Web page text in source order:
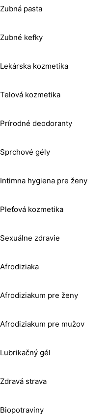
Zubná pasta
Zubné kefky
Lekárska kozmetika
Telová kozmetika
Prírodné deodoranty
Sprchové gély
Intimna hygiena pre ženy
Pleťová kozmetika
Sexuálne zdravie
Afrodiziaka
Afrodiziakum pre ženy
Afrodiziakum pre mužov
Lubrikačný gél
Zdravá strava
Biopotraviny